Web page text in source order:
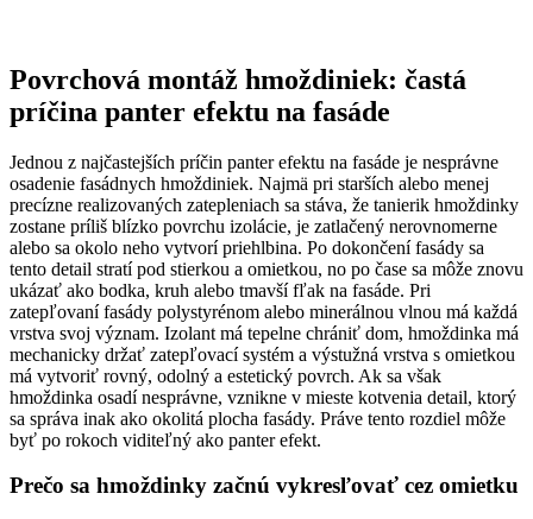
Povrchová montáž hmoždiniek: častá
príčina panter efektu na fasáde
Jednou z najčastejších príčin panter efektu na fasáde je nesprávne
osadenie fasádnych hmoždiniek. Najmä pri starších alebo menej
precízne realizovaných zatepleniach sa stáva, že tanierik hmoždinky
zostane príliš blízko povrchu izolácie, je zatlačený nerovnomerne
alebo sa okolo neho vytvorí priehlbina. Po dokončení fasády sa
tento detail stratí pod stierkou a omietkou, no po čase sa môže znovu
ukázať ako bodka, kruh alebo tmavší fľak na fasáde. Pri
zatepľovaní fasády polystyrénom alebo minerálnou vlnou má každá
vrstva svoj význam. Izolant má tepelne chrániť dom, hmoždinka má
mechanicky držať zatepľovací systém a výstužná vrstva s omietkou
má vytvoriť rovný, odolný a estetický povrch. Ak sa však
hmoždinka osadí nesprávne, vznikne v mieste kotvenia detail, ktorý
sa správa inak ako okolitá plocha fasády. Práve tento rozdiel môže
byť po rokoch viditeľný ako panter efekt.
Prečo sa hmoždinky začnú vykresľovať cez omietku